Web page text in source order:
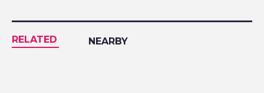
RELATED NEARBY